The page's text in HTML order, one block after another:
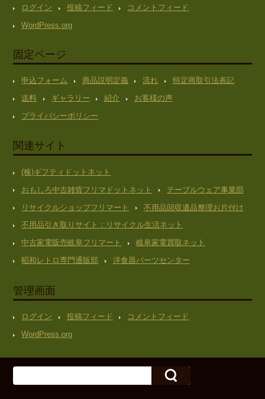
ログイン 投稿フィード
コメントフィード
WordPress.org
固定ページ
申込フォーム 商品説明定義 流れ
特定商取引法表記
送料
ギャラリー 紹介
お客様の声
プライバシーポリシー
関連サイト
(株)ギフティドットネット
おもしろ中古雑貨フリマドットネット
テーブルウェア事業部
リサイクルショップフリマート
不用品回収遺品整理お片付け
不用品引き取りサイト：リサイクル生活ネット
中古家電販売岐阜フリマート
岐阜家電買取ネット
昭和レトロ専門通販部
洋食器パーツセンター
管理画面
ログイン 投稿フィード
コメントフィード
WordPress.org